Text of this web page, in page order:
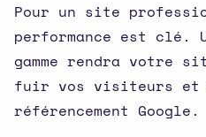
Pour un site
performance est clé.
gamme rendra votre
fuir vos visiteurs et
référencement Google.